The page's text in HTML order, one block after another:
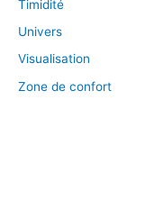
Timidité
Univers
Visualisation
Zone de confort